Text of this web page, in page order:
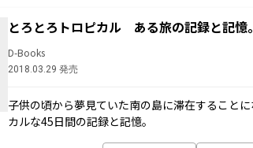
とろとろトロピカル ある旅の記録と記
D-Books
2018.03.29 発売
子供の頃から夢見ていた南の島に滞在すること
カルな45日間の記録と記憶。